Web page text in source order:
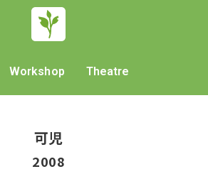
Workshop Theatre
可児
2008